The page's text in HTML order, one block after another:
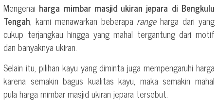
Mengenai harga mimbar masjid ukiran jepara di Bengkulu
Tengah, kami menawarkan beberapa rangeharga dari yang
cukup terjangkau hingga yang mahal tergantung dari motif
dan banyaknya ukiran.
Selain itu, pilihan kayu yang diminta juga mempengaruhi harga
karena semakin bagus kualitas kayu, maka semakin mahal
pula harga mimbar masjid ukiran jepara tersebut.